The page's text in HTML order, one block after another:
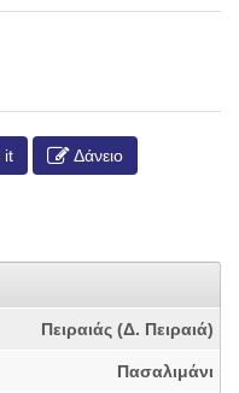
it
Δάνειο
Πειραιάς (Δ. Πειραιά)
Πασαλιμάνι